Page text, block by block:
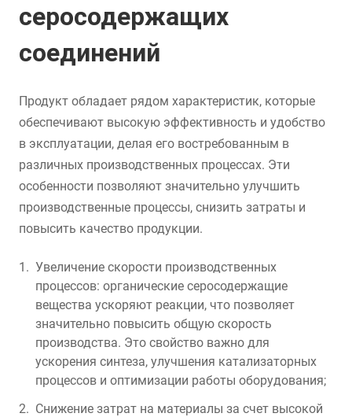
серосодержащих
соединений
Продукт обладает рядом характеристик, которые
обеспечивают высокую эффективность и удобство
в эксплуатации, делая его востребованным в
различных производственных процессах. Эти
особенности позволяют значительно улучшить
производственные процессы, снизить затраты и
повысить качество продукции.
Увеличение скорости производственных
процессов: органические серосодержащие
вещества ускоряют реакции, что позволяет
значительно повысить общую скорость
производства. Это свойство важно для
ускорения синтеза, улучшения катализаторных
процессов и оптимизации работы оборудования;
Снижение затрат на материалы за счет высокой